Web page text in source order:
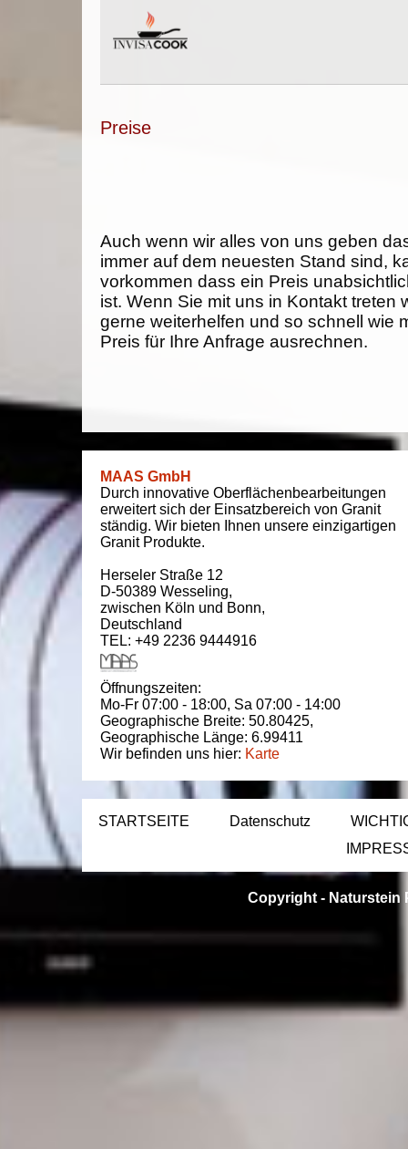
Preise
Auch wenn wir alles von uns geben
immer auf dem neuesten Stand sind,
vorkommen dass ein Preis
ist. Wenn Sie mit uns in Kontakt treten
gerne weiterhelfen und so schnell wie
Preis für Ihre Anfrage ausrechnen.
MAAS GmbH
Durch innovative Oberflächenbearbeitungen
erweitert sich der Einsatzbereich von Granit
ständig. Wir bieten Ihnen unsere einzigartigen
Granit Produkte.
Herseler Straße 12
D-50389 Wesseling,
zwischen Köln und Bonn,
Deutschland
TEL: +49 2236 9444916
Öffnungszeiten:
Mo-Fr 07:00 - 18:00, Sa 07:00 - 14:00
Geographische Breite: 50.80425,
Geographische Länge: 6.99411
Wir befinden uns hier: Karte
STARTSEITE Datenschutz
Copyright - Naturstein